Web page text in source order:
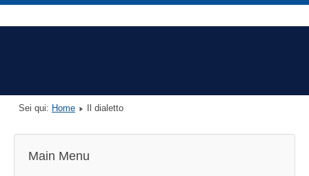
Sei qui: Home Il dialetto
Main Menu